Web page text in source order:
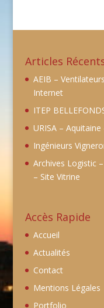
Articles
AEIB –
Internet
ITEP
URISA –
Ingénieurs
Archives Logistic
– Site Vitrine
Accès Rapide
Accueil
Actualités
Contact
Mentions Légales
Portfolio